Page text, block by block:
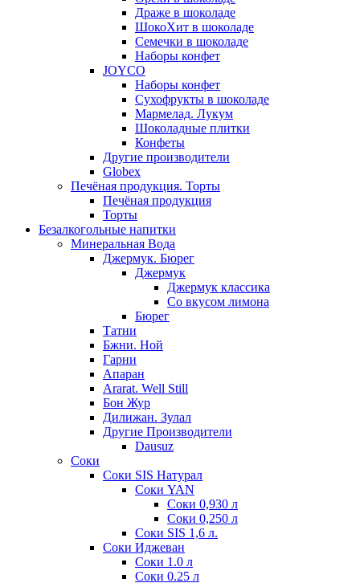
Драже в шоколаде
ШокоХит в шоколаде
Семечки в шоколаде
Наборы конфет
JOYCO
Наборы конфет
Сухофрукты в шоколаде
Мармелад. Лукум
Шоколадные плитки
Конфеты
Другие производители
Globex
Печёная продукция. Торты
Печёная продукция
Торты
Безалкогольные напитки
Минеральная Вода
Джермук. Бюрег
Джермук
Джермук классика
Со вкусом лимона
Бюрег
Татни
Бжни. Ной
Гарни
Апаран
Ararat. Well Still
Бон Жур
Дилижан. Зулал
Другие Производители
Dausuz
Соки
Соки SIS Натурал
Соки YAN
Соки 0,930 л
Соки 0,250 л
Соки SIS 1,6 л.
Соки Иджеван
Соки 1.0 л
Соки 0.25 л